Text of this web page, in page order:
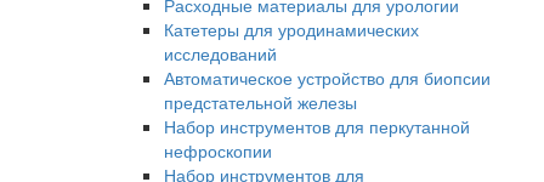
Расходные материалы для урологии
Катетеры для уродинамических
исследований
Автоматическое устройство для биопсии
предстательной железы
Набор инструментов для перкутанной
нефроскопии
Набор инструментов для